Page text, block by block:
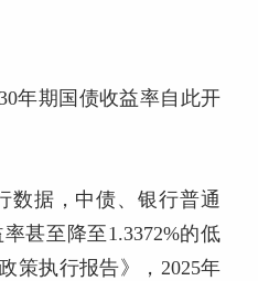
年期国债收益率自此开
数据，中债、银行普通
甚至降至1.3372%的低
策执行报告》，2025年